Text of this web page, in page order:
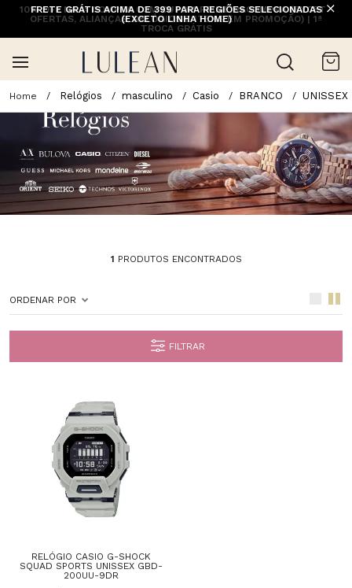
10% OFF NA 1ª COMPRA COM CUPOM PRIMEIRACOMPRA (EXCETO
OFERTAS, ALIANÇAS, RELÓGIOS E ITENS EM PROMOÇÃO) | 1ª
TROCA GRÁTIS
FRETE GRÁTIS ACIMA DE 399 PARA REGIÕES SELECIONADAS
(EXCETO LINHA HOME)
Relógios masculino Casio BRANCO UNISSEX
1 PRODUTOS ENCONTRADOS
ORDENAR POR
FILTRAR
RELÓGIO CASIO G-SHOCK
SQUAD SPORTS UNISSEX GBD-
200UU-9DR